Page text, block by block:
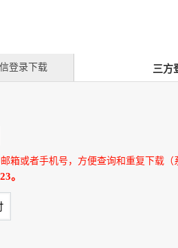
登录下载 三方
箱或者手机号，方便查询和重复下载（
。